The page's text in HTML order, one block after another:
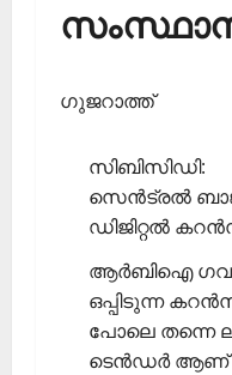
ഗുജറാത്ത്
സിബിസിഡി:
സെന്‍ട്രല്‍
ഡിജിറ്റല്‍
ആര്‍ബിഐ
ഒപ്പിടുന്ന
പോലെ തന്നെ
ടെന്‍ഡര്‍ ആണ്